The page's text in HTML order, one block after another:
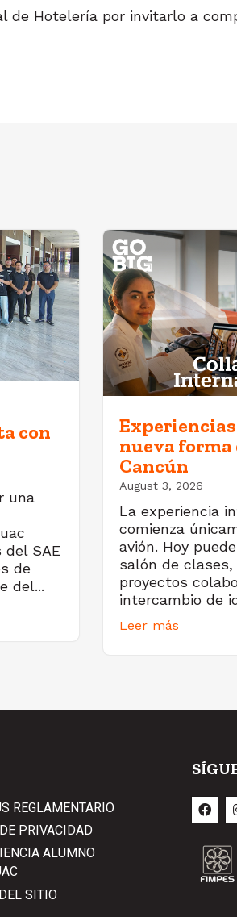
de Hotelería por invitarlo a
con
una
SAE
de
del...
nueva forma
Cancún
August 3, 2026
La experiencia
comienza
avión. Hoy
salón de
proyectos
intercambio de
Leer más
REGLAMENTARIO
PRIVACIDAD
ALUMNO
SITIO